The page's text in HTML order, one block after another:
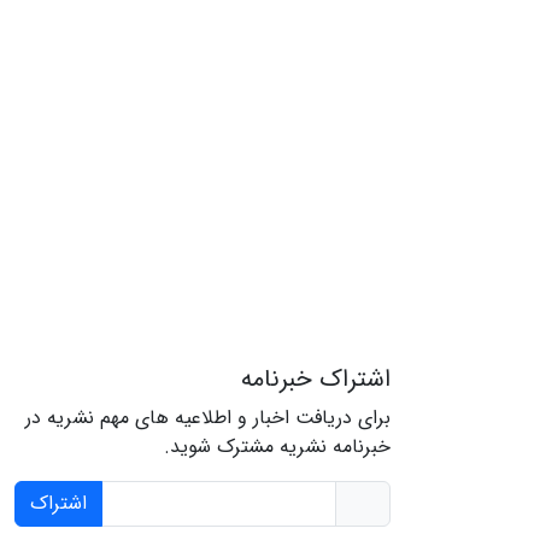
اشتراک خبرنامه
برای دریافت اخبار و اطلاعیه های مهم نشریه در
خبرنامه نشریه مشترک شوید.
اشتراک